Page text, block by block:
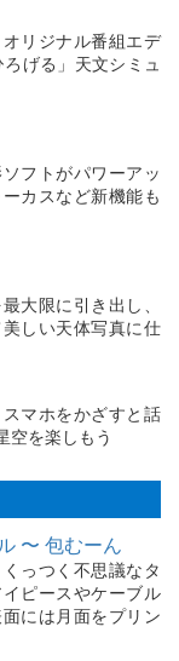
リジナル番組エデ
げる」天文シミュ
フトがパワーアッ
カスなど新機能も
大限に引き出し、
しい天体写真に仕
マホをかざすと話
空を楽しもう
〜 包むーん
っつく不思議なタ
ピースやケーブル
には月面をプリン